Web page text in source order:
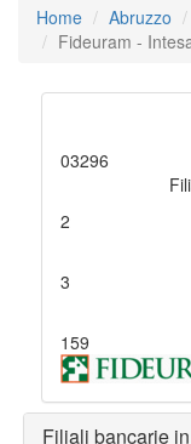
Home Abruzzo
Fideuram -
03296
2
3
159
Filiali bancarie